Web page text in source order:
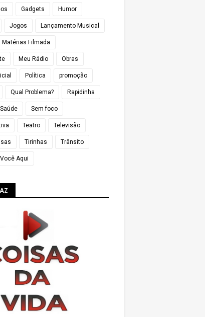
Gadgets Humor
Jogos Lançamento Musical
Matérias Filmada
Meu Rádio Obras
Política promoção
Qual Problema? Rapidinha
Saúde Sem foco
Teatro Televisão
Tirinhas Trânsito
Você Aqui